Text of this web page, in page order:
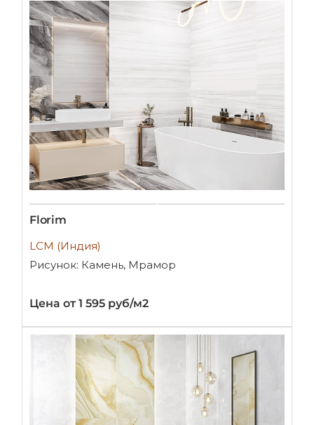
Florim
LCM (Индия)
Рисунок: Камень, Мрамор
Цена от 1 595 руб/м2